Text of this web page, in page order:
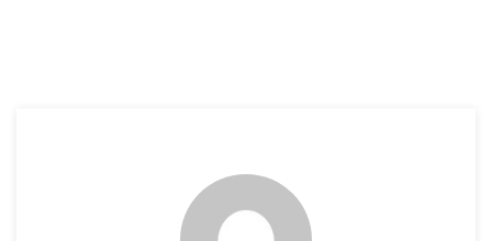
trout-beginner-noa/ ワレットが